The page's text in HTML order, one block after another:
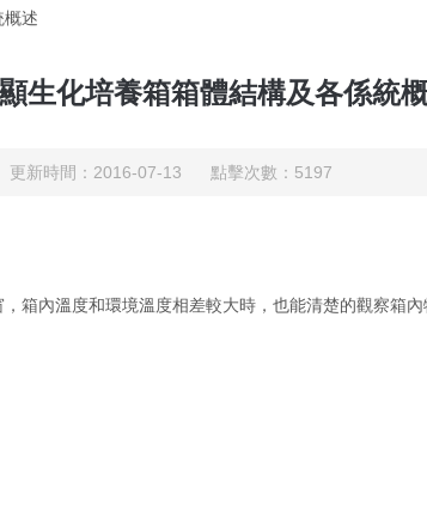
概述
生化培養箱箱體結構及各係統
更新時間：2016-07-13 點擊次數：5197
箱內溫度和環境溫度相差較大時，也能清楚的觀察箱